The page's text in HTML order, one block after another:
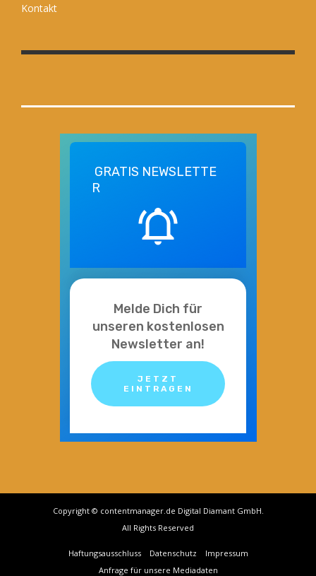
Kontakt
GRATIS NEWSLETTE
R
Melde Dich für
unseren kostenlosen
Newsletter an!
JETZT
EINTRAGEN
Copyright © contentmanager.de Digital Diamant GmbH.
All Rights Reserved
Haftungsausschluss Datenschutz
Impressum
Anfrage für unsere Mediadaten